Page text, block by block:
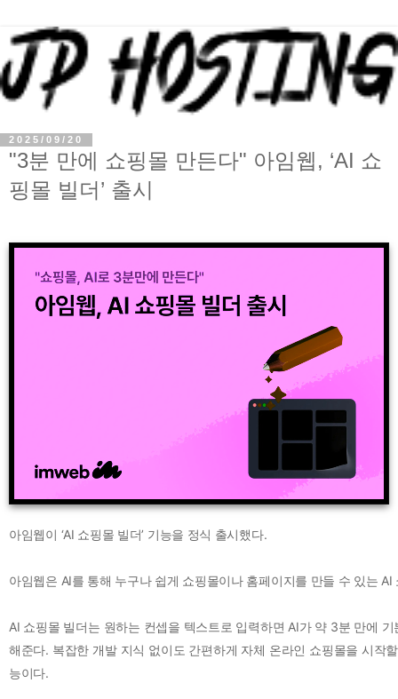
2025/09/20
"3분 만에 쇼핑몰 만든다" 아임웹, ‘AI 쇼
핑몰 빌더’ 출시
아임웹이 ‘AI 쇼핑몰 빌더’ 기능을 정식 출시했다.
아임웹은 AI를 통해 누구나 쉽게 쇼핑몰이나 홈페이지를 만들 수 있는
AI 쇼핑몰 빌더는 원하는 컨셉을 텍스트로 입력하면 AI가 약 3분 만에
해준다. 복잡한 개발 지식 없이도 간편하게 자체 온라인 쇼핑몰을 시작
능이다.